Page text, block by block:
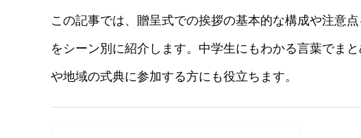
この記事では、贈呈式での挨拶の基本的な構成や注意
をシーン別に紹介します。中学生にもわかる言葉でま
や地域の式典に参加する方にも役立ちます。